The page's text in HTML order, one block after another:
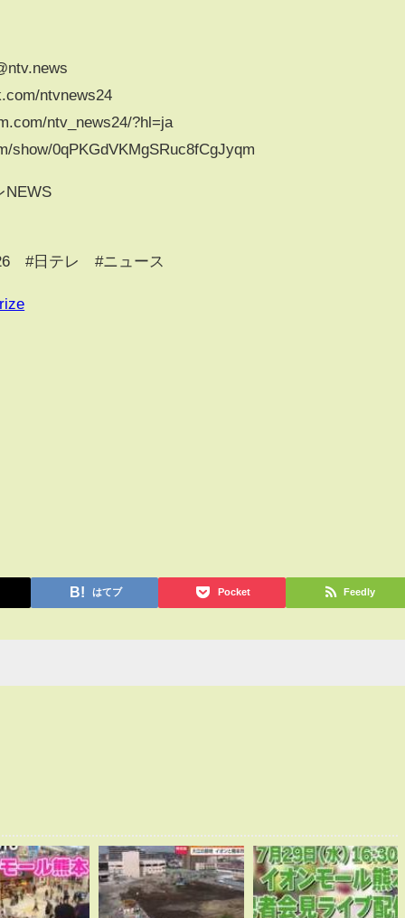
ntvnews24
ntv_news24/?hl=ja
0qPKGdVKMgSRuc8fCgJyqm
NEWS
#日テレ #ニュース​​
はてブ Pocket Feedly